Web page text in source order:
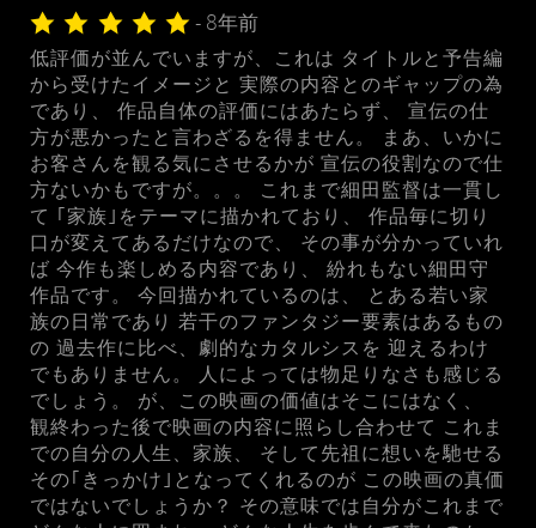
- 8年前
低評価が並んでいますが、これは タイトルと予告編
から受けたイメージと 実際の内容とのギャップの為
であり、 作品自体の評価にはあたらず、 宣伝の仕
方が悪かったと言わざるを得ません。 まあ、いかに
お客さんを観る気にさせるかが 宣伝の役割なので仕
方ないかもですが。。。 これまで細田監督は一貫し
て ｢家族｣をテーマに描かれており、 作品毎に切り
口が変えてあるだけなので、 その事が分かっていれ
ば 今作も楽しめる内容であり、 紛れもない細田守
作品です。 今回描かれているのは、 とある若い家
族の日常であり 若干のファンタジー要素はあるもの
の 過去作に比べ、劇的なカタルシスを 迎えるわけ
でもありません。 人によっては物足りなさも感じる
でしょう。 が、この映画の価値はそこにはなく、
観終わった後で映画の内容に照らし合わせて これま
での自分の人生、家族、 そして先祖に想いを馳せる
その｢きっかけ｣となってくれるのが この映画の真価
ではないでしょうか？ その意味では自分がこれまで